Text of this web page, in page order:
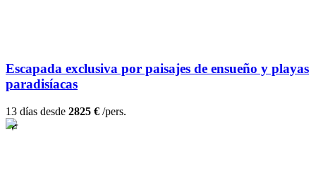
Escapada exclusiva por paisajes de ensueño y playas
paradisíacas
13 días desde 2825 € /pers.